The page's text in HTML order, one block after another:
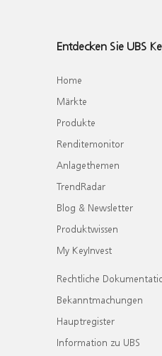
Entdecken Sie UBS
Home
Märkte
Produkte
Renditemonitor
Anlagethemen
TrendRadar
Blog & Newsletter
Produktwissen
My KeyInvest
Rechtliche
Bekanntmachungen
Hauptregister
Information zu UBS